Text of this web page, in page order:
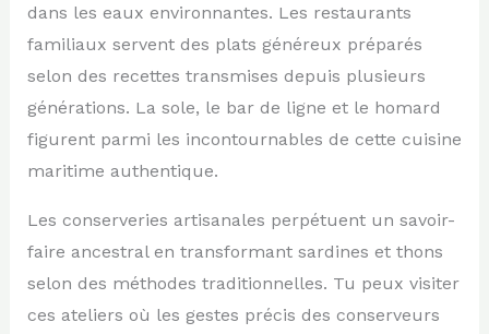
dans les eaux environnantes. Les restaurants
familiaux servent des plats généreux préparés
selon des recettes transmises depuis plusieurs
générations. La sole, le bar de ligne et le homard
figurent parmi les incontournables de cette cuisine
maritime authentique.
Les conserveries artisanales perpétuent un savoir-
faire ancestral en transformant sardines et thons
selon des méthodes traditionnelles. Tu peux visiter
ces ateliers où les gestes précis des conserveurs